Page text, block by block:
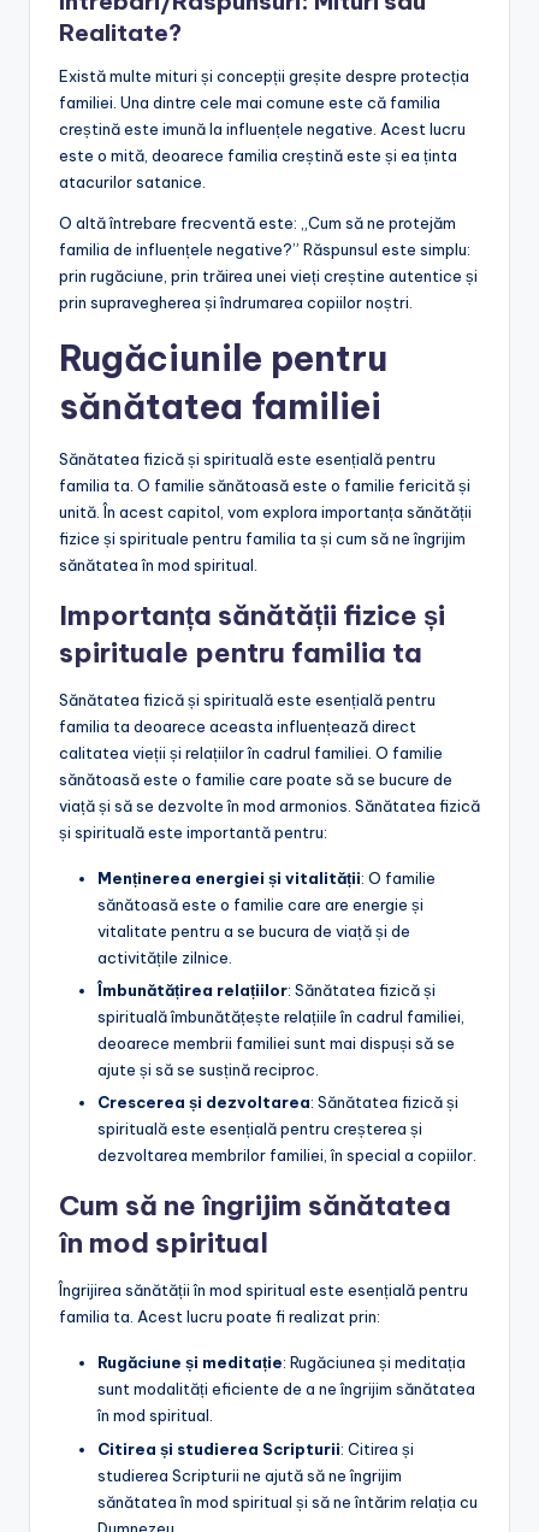
Realitate?
Există multe mituri și concepții greșite despre protecția
familiei. Una dintre cele mai comune este că familia
creștină este imună la influențele negative. Acest lucru
este o mită, deoarece familia creștină este și ea ținta
atacurilor satanice.
O altă întrebare frecventă este: „Cum să ne protejăm
familia de influențele negative?” Răspunsul este simplu:
prin rugăciune, prin trăirea unei vieți creștine autentice și
prin supravegherea și îndrumarea copiilor noștri.
Rugăciunile pentru
sănătatea familiei
Sănătatea fizică și spirituală este esențială pentru
familia ta. O familie sănătoasă este o familie fericită și
unită. În acest capitol, vom explora importanța sănătății
fizice și spirituale pentru familia ta și cum să ne îngrijim
sănătatea în mod spiritual.
Importanța sănătății fizice și
spirituale pentru familia ta
Sănătatea fizică și spirituală este esențială pentru
familia ta deoarece aceasta influențează direct
calitatea vieții și relațiilor în cadrul familiei. O familie
sănătoasă este o familie care poate să se bucure de
viață și să se dezvolte în mod armonios. Sănătatea fizică
și spirituală este importantă pentru:
Menținerea energiei și vitalității: O familie
sănătoasă este o familie care are energie și
vitalitate pentru a se bucura de viață și de
activitățile zilnice.
Îmbunătățirea relațiilor: Sănătatea fizică și
spirituală îmbunătățește relațiile în cadrul familiei,
deoarece membrii familiei sunt mai dispuși să se
ajute și să se susțină reciproc.
Crescerea și dezvoltarea: Sănătatea fizică și
spirituală este esențială pentru creșterea și
dezvoltarea membrilor familiei, în special a copiilor.
Cum să ne îngrijim sănătatea
în mod spiritual
Îngrijirea sănătății în mod spiritual este esențială pentru
familia ta. Acest lucru poate fi realizat prin:
Rugăciune și meditație: Rugăciunea și meditația
sunt modalități eficiente de a ne îngrijim sănătatea
în mod spiritual.
Citirea și studierea Scripturii: Citirea și
studierea Scripturii ne ajută să ne îngrijim
sănătatea în mod spiritual și să ne întărim relația cu
Dumnezeu.